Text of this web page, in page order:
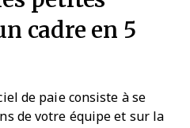
cadre en 5
de paie consiste à se
de votre équipe et sur la